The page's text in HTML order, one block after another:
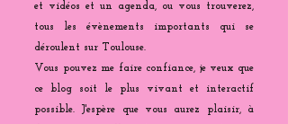
et vidéos et un agenda, ou vous trouverez,
tous les évènements importants qui se
déroulent sur Toulouse.
Vous pouvez me faire confiance, je veux que
ce blog soit le plus vivant et interactif
possible. J'espère que vous aurez plaisir, à